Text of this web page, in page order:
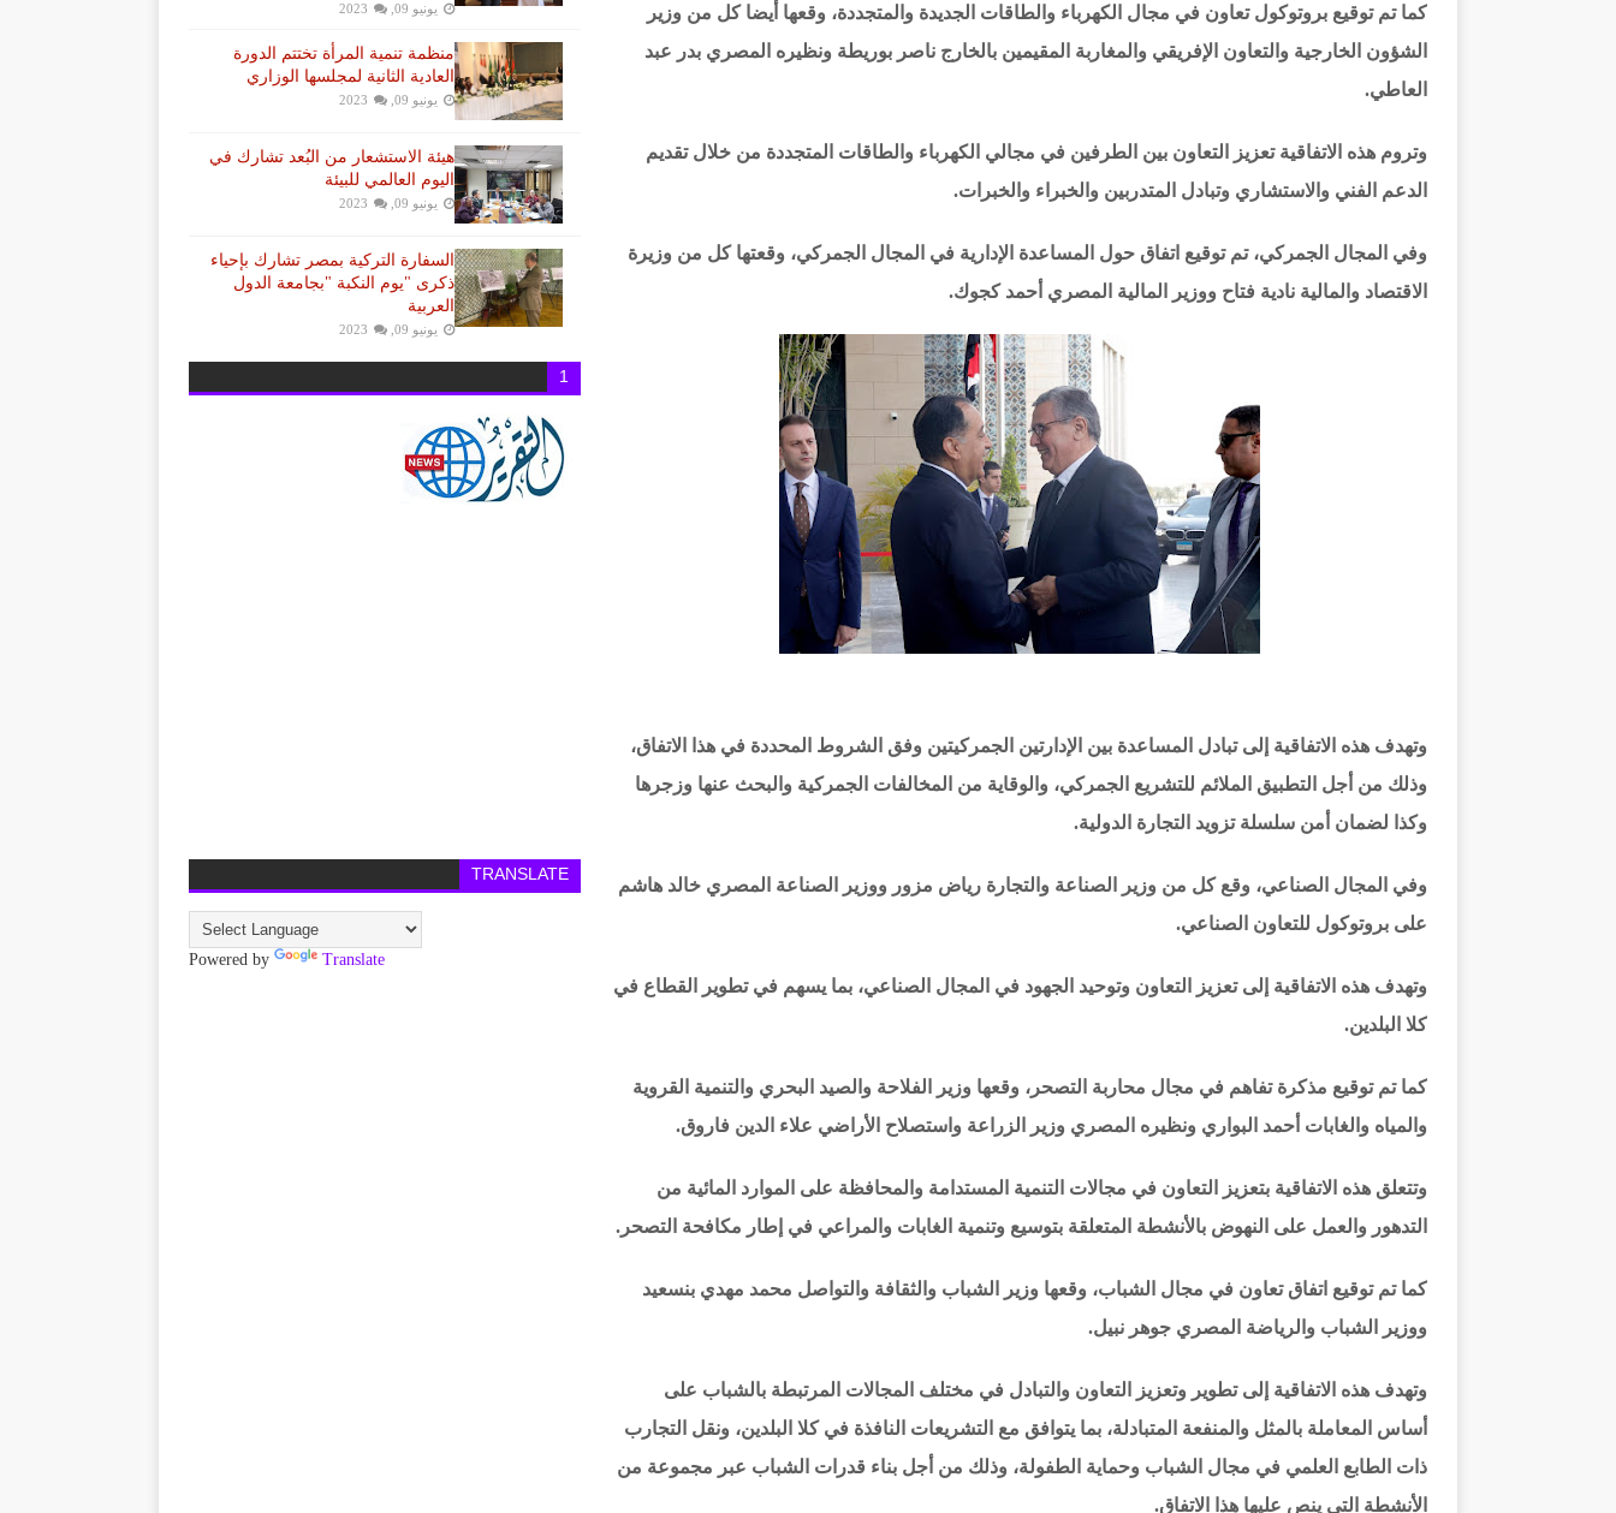
كما تم توقيع بروتوكول تعاون في مجال الكهرباء والطاقات الجديدة والمتجددة، وقعها أيضا كل من وزير
الشؤون الخارجية والتعاون الإفريقي والمغاربة المقيمين بالخارج ناصر بوريطة ونظيره المصري بدر عبد
العاطي.
وتروم هذه الاتفاقية تعزيز التعاون بين الطرفين في مجالي الكهرباء والطاقات المتجددة من خلال تقديم
الدعم الفني والاستشاري وتبادل المتدربين والخبراء والخبرات.
وفي المجال الجمركي، تم توقيع اتفاق حول المساعدة الإدارية في المجال الجمركي، وقعتها كل من وزيرة
الاقتصاد والمالية نادية فتاح ووزير المالية المصري أحمد كجوك.
وتهدف هذه الاتفاقية إلى تبادل المساعدة بين الإدارتين الجمركيتين وفق الشروط المحددة في هذا الاتفاق،
وذلك من أجل التطبيق الملائم للتشريع الجمركي، والوقاية من المخالفات الجمركية والبحث عنها وزجرها
وكذا لضمان أمن سلسلة تزويد التجارة الدولية.
وفي المجال الصناعي، وقع كل من وزير الصناعة والتجارة رياض مزور ووزير الصناعة المصري خالد هاشم
على بروتوكول للتعاون الصناعي.
وتهدف هذه الاتفاقية إلى تعزيز التعاون وتوحيد الجهود في المجال الصناعي، بما يسهم في تطوير القطاع في
كلا البلدين.
كما تم توقيع مذكرة تفاهم في مجال محاربة التصحر، وقعها وزير الفلاحة والصيد البحري والتنمية القروية
والمياه والغابات أحمد البواري ونظيره المصري وزير الزراعة واستصلاح الأراضي علاء الدين فاروق.
وتتعلق هذه الاتفاقية بتعزيز التعاون في مجالات التنمية المستدامة والمحافظة على الموارد المائية من
التدهور والعمل على النهوض بالأنشطة المتعلقة بتوسيع وتنمية الغابات والمراعي في إطار مكافحة التصحر.
كما تم توقيع اتفاق تعاون في مجال الشباب، وقعها وزير الشباب والثقافة والتواصل محمد مهدي بنسعيد
ووزير الشباب والرياضة المصري جوهر نبيل.
وتهدف هذه الاتفاقية إلى تطوير وتعزيز التعاون والتبادل في مختلف المجالات المرتبطة بالشباب على
أساس المعاملة بالمثل والمنفعة المتبادلة، بما يتوافق مع التشريعات النافذة في كلا البلدين، ونقل التجارب
ذات الطابع العلمي في مجال الشباب وحماية الطفولة، وذلك من أجل بناء قدرات الشباب عبر مجموعة من
الأنشطة التي ينص عليها هذا الاتفاق.
يونيو 09, 2023
منظمة تنمية المرأة تختتم الدورة
العادية الثانية لمجلسها الوزاري
يونيو 09, 2023
هيئة الاستشعار من البُعد تشارك في
اليوم العالمي للبيئة
يونيو 09, 2023
السفارة التركية بمصر تشارك بإحياء
ذكرى "يوم النكبة "بجامعة الدول
العربية
يونيو 09, 2023
1
TRANSLATE
Powered by Translate